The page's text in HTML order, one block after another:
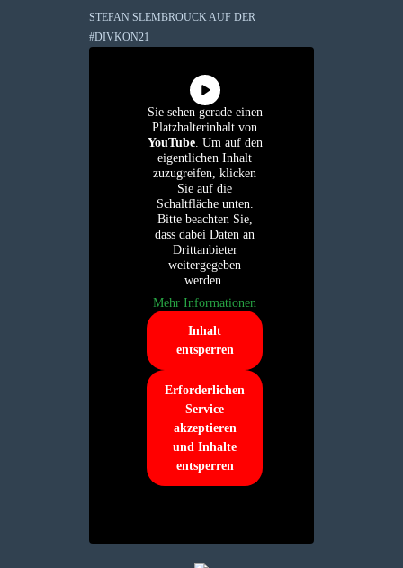
STEFAN SLEMBROUCK AUF DER
#DIVKON21
Sie sehen gerade einen
Platzhalterinhalt von
YouTube. Um auf den
eigentlichen Inhalt
zuzugreifen, klicken
Sie auf die
Schaltfläche unten.
Bitte beachten Sie,
dass dabei Daten an
Drittanbieter
weitergegeben
werden.
Mehr Informationen
Inhalt
entsperren
Erforderlichen
Service
akzeptieren
und Inhalte
entsperren